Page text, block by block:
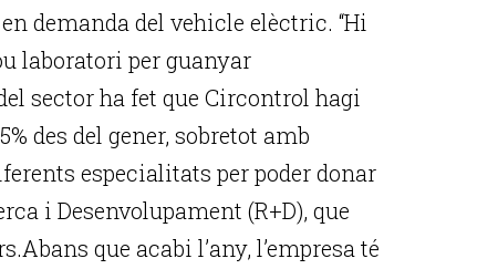
demanda del vehicle elèctric. “Hi
laboratori per guanyar
sector ha fet que Circontrol hagi
des del gener, sobretot amb
especialitats per poder donar
i Desenvolupament (R+D), que
que acabi l’any, l’empresa té